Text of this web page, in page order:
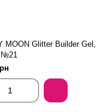
MOON Glitter Builder Gel,
№21